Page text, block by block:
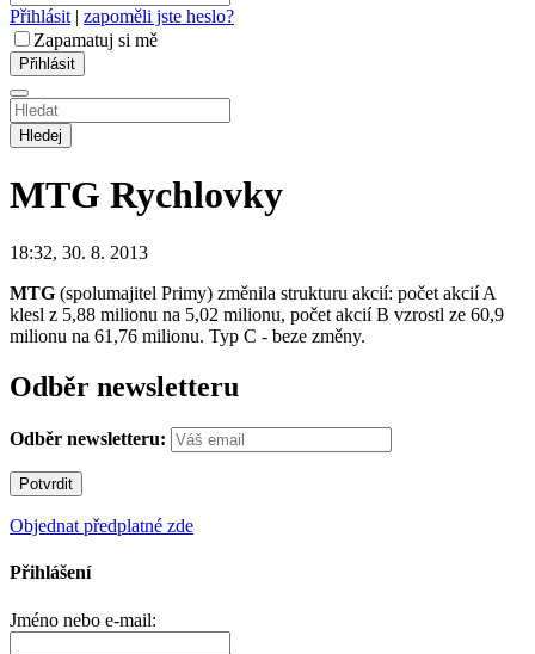
Přihlásit | zapoměli jste heslo?
Zapamatuj si mě
Hledej
MTG Rychlovky
18:32, 30. 8. 2013
MTG (spolumajitel Primy) změnila strukturu akcií: počet akcií A
klesl z 5,88 milionu na 5,02 milionu, počet akcií B vzrostl ze 60,9
milionu na 61,76 milionu. Typ C - beze změny.
Odběr newsletteru
Odběr newsletteru:
Objednat předplatné zde
Přihlášení
Jméno nebo e-mail: